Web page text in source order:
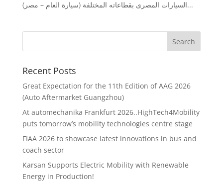
السيارات المصرى بقطاعاته المختلفة (سيارة العام – مصر)...
Recent Posts
Great Expectation for the 11th Edition of AAG 2026
(Auto Aftermarket Guangzhou)
At automechanika Frankfurt 2026..HighTech4Mobility
puts tomorrow’s mobility technologies centre stage
FIAA 2026 to showcase latest innovations in bus and
coach sector
Karsan Supports Electric Mobility with Renewable
Energy in Production!